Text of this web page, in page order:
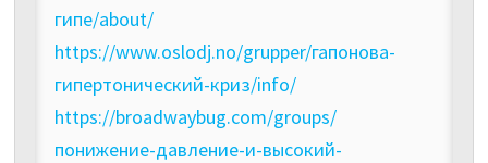
гипе/about/
https://www.oslodj.no/grupper/гапонова-
гипертонический-криз/info/
https://broadwaybug.com/groups/
понижение-давление-и-высокий-